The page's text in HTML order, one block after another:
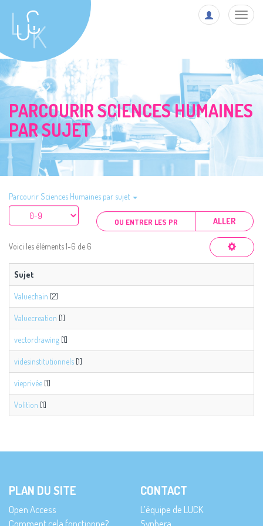
PARCOURIR SCIENCES HUMAINES
PAR SUJET
Parcourir Sciences Humaines par sujet
ALLER
Voici les éléments 1-6 de 6
Sujet
Valuechain [2]
Valuecreation [1]
vectordrawing [1]
videsinstitutionnels [1]
vieprivée [1]
Volition [1]
PLAN DU SITE
Open Access
Comment cela fonctionne?
CONTACT
L’équipe de LUCK
Synhera